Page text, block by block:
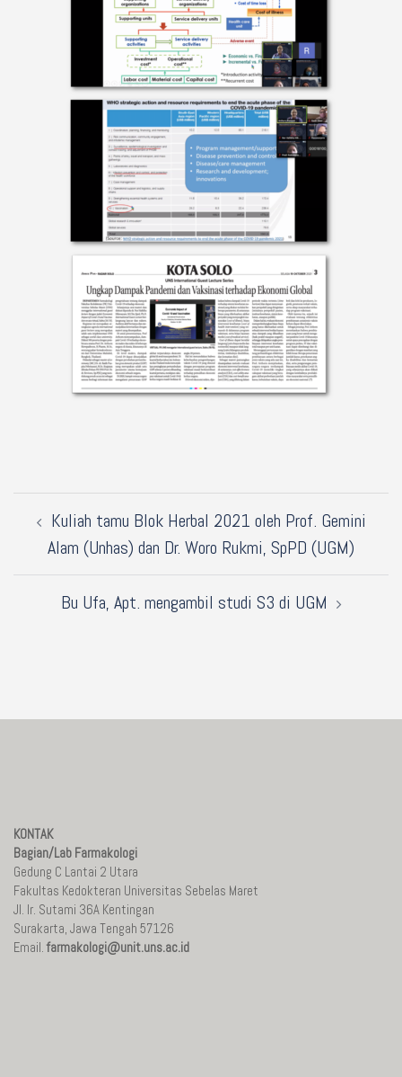
Kuliah tamu Blok Herbal 2021 oleh Prof. Gemini
Alam (Unhas) dan Dr. Woro Rukmi, SpPD (UGM)
Bu Ufa, Apt. mengambil studi S3 di UGM
KONTAK
Bagian/Lab Farmakologi
Gedung C Lantai 2 Utara
Fakultas Kedokteran Universitas Sebelas Maret
Jl. Ir. Sutami 36A Kentingan
Surakarta, Jawa Tengah 57126
Email.farmakologi@unit.uns.ac.id